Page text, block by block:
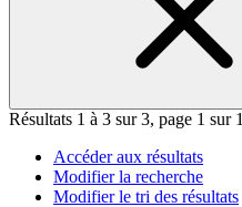
Résultats 1 à 3 sur 3, page 1 sur 1
Accéder aux résultats
Modifier la recherche
Modifier le tri des résultats